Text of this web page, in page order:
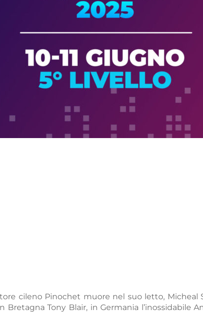
cileno Pinochet muore nel suo letto, Micheal
Tony Blair, in Germania l’inossidabile